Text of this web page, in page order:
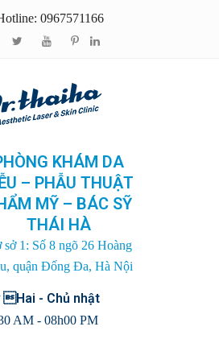
0967571166
KHÁM DA
– PHẪU THUẬT
MỸ – BÁC SỸ
THÁI HÀ
sở 1: Số 8 ngõ 26 Hoàng
quận Đống Đa, Hà Nội
Hai - Chủ nhật
AM - 08h00 PM